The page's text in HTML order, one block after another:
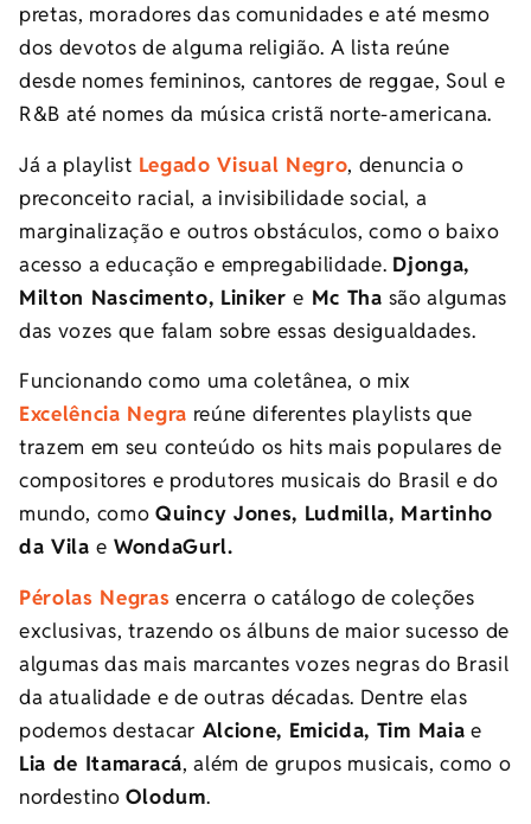
pretas, moradores das comunidades e até mesmo
dos devotos de alguma religião. A lista reúne
desde nomes femininos, cantores de reggae, Soul e
R&B até nomes da música cristã norte-americana.
Já a playlist Legado Visual Negro, denuncia o
preconceito racial, a invisibilidade social, a
marginalização e outros obstáculos, como o baixo
acesso a educação e empregabilidade. Djonga,
Milton Nascimento, Linikere Mc Tha são algumas
das vozes que falam sobre essas desigualdades.
Funcionando como uma coletânea, o mix
Excelência Negra reúne diferentes playlists que
trazem em seu conteúdo os hits mais populares de
compositores e produtores musicais do Brasil e do
mundo, comoQuincy Jones, Ludmilla, Martinho
da Vilae WondaGurl.
Pérolas Negras encerra o catálogo de coleções
exclusivas, trazendo os álbuns de maior sucesso de
algumas das mais marcantes vozes negras do Brasil
da atualidade e de outras décadas. Dentre elas
podemos destacar Alcione, Emicida, Tim Maia e
Lia de Itamaracá, além de grupos musicais, como o
nordestinoOlodum.